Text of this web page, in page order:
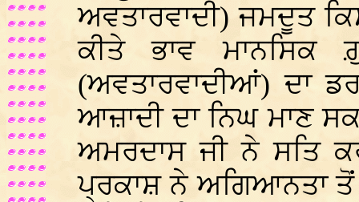
ਅਵਤਾਰਵਾਦੀ) ਜਮਦੂਤ
ਕੀਤੇ ਭਾਵ ਮਾਨਸਿਕ
(ਅਵਤਾਰਵਾਦੀਆਂ) ਦਾ
ਆਜ਼ਾਦੀ ਦਾ ਨਿਘ ਮਾਣ
ਅਮਰਦਾਸ ਜੀ ਨੇ ਸਤਿ
ਪ੍ਰਕਾਸ਼ ਨੇ ਅਗਿਆਨਤਾ ਤੋਂ